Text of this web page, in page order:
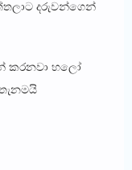
දරුවන්ගෙන්
කරනවා හලෝ